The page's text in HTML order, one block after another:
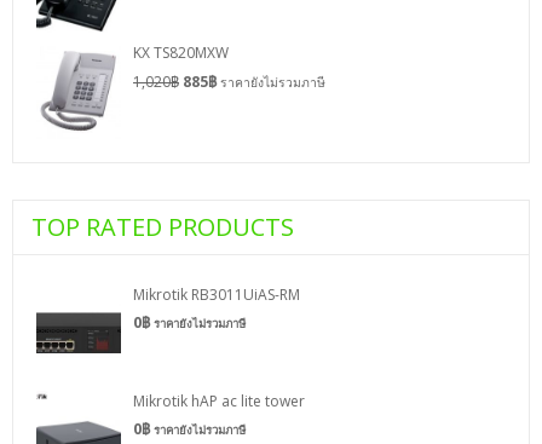
KX TS820MXW
1,020฿ 885฿ ราคายังไม่รวมภาษี
TOP RATED PRODUCTS
Mikrotik RB3011UiAS-RM
0฿ ราคายังไม่รวมภาษี
Mikrotik hAP ac lite tower
0฿ ราคายังไม่รวมภาษี